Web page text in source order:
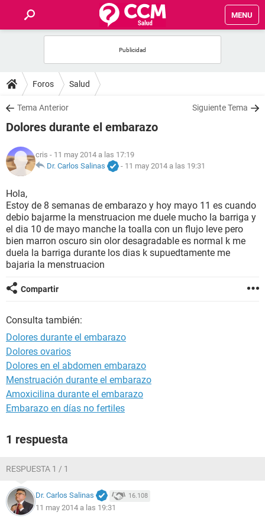
MENU
FOROS
SALUD
NUTRICIÓN
BIENESTAR
SEXUALIDAD
GLOSARIO
Foros Salud
Tema Anterior Siguiente Tema
Dolores durante el embarazo
cris - 11 may 2014 a las 17:19
Dr. Carlos Salinas
- 11 may 2014 a las 19:31
Hola,
Estoy de 8 semanas de embarazo y hoy mayo 11 es cuando
debio bajarme la menstruacion me duele mucho la barriga y
el dia 10 de mayo manche la toalla con un flujo leve pero
bien marron oscuro sin olor desagradable es normal k me
duela la barriga durante los dias k supuedtamente me
bajaria la menstruacion
Compartir
Consulta también:
Dolores durante el embarazo
Dolores ovarios
Dolores en el abdomen embarazo
Menstruación durante el embarazo
Amoxicilina durante el embarazo
Embarazo en días no fertiles
1 respuesta
RESPUESTA 1 / 1
Dr. Carlos Salinas 16.108
11 may 2014 a las 19:31